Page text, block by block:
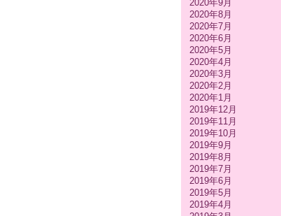
2020年9月
2020年8月
2020年7月
2020年6月
2020年5月
2020年4月
2020年3月
2020年2月
2020年1月
2019年12月
2019年11月
2019年10月
2019年9月
2019年8月
2019年7月
2019年6月
2019年5月
2019年4月